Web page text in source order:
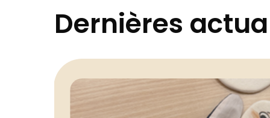
Dernières